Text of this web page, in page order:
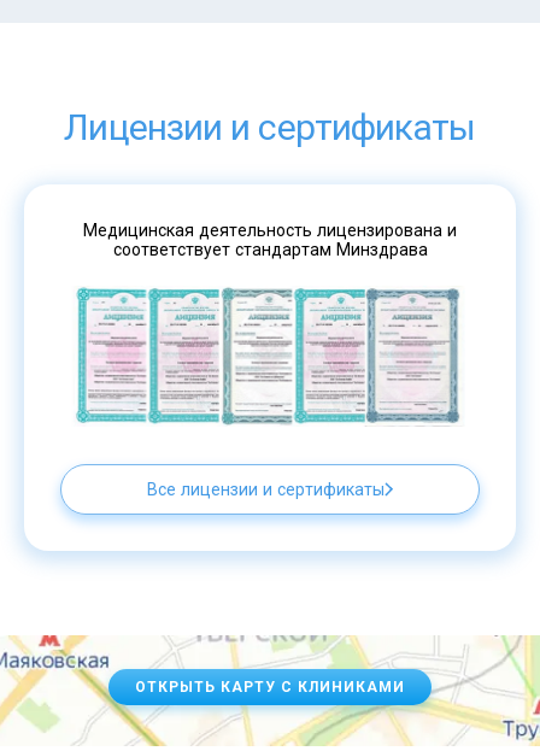
Лицензии и сертификаты
Медицинская деятельность лицензирована и
соответствует стандартам Минздрава
Все лицензии и сертификаты
ОТКРЫТЬ КАРТУ С КЛИНИКАМИ